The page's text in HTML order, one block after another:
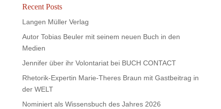
Recent Posts
Langen Müller Verlag
Autor Tobias Beuler mit seinem neuen Buch in den
Medien
Jennifer über ihr Volontariat bei BUCH CONTACT
Rhetorik-Expertin Marie-Theres Braun mit Gastbeitrag in
der WELT
Nominiert als Wissensbuch des Jahres 2026